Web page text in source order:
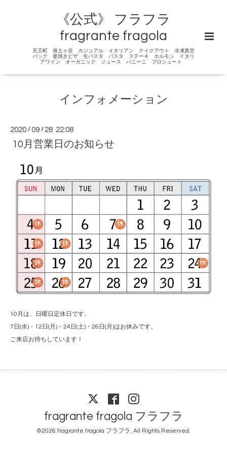
《公式》 フラフラ
fragrante fragola
天王町 保土ヶ谷 カジュアル イタリアン テイクアウト 冷凍真空
パック 釜焼きピザ 生パスタ パスタ ステーキ ホルモン イタリ
アワイン オーガニック ジュース パニーニ プロシュート
インフォメーション
2020 /09 / 28 22:08
10月営業日のお知らせ
10月は、日曜日定休日です。
7日(水)・12日(月)・24日(土)・26日(月)はお休みです。
ご来店お待ちしています！
fragrante fragola フラフラ
©2026 fragrante fragola フラフラ . All Rights Reserved.